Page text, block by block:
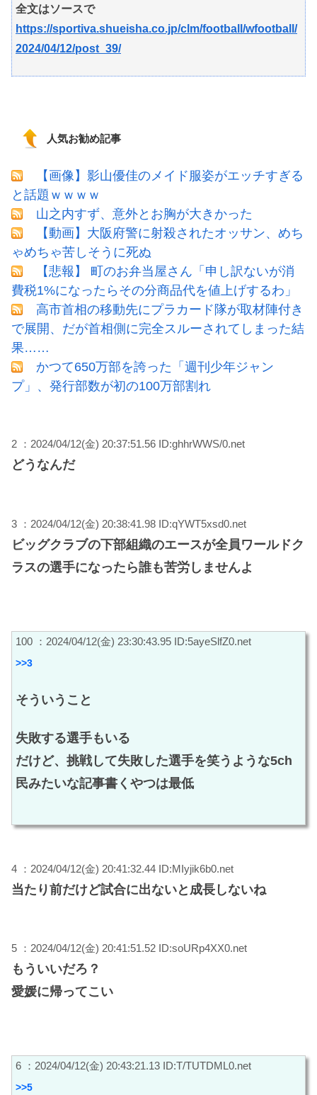
全文はソースで
https://sportiva.shueisha.co.jp/clm/football/wfootball/
2024/04/12/post_39/
人気お勧め記事
【画像】影山優佳のメイド服姿がエッチすぎる
と話題ｗｗｗｗ
山之内すず、意外とお胸が大きかった
【動画】大阪府警に射殺されたオッサン、めち
ゃめちゃ苦しそうに死ぬ
【悲報】 町のお弁当屋さん「申し訳ないが消
費税1%になったらその分商品代を値上げするわ」
高市首相の移動先にプラカード隊が取材陣付き
で展開、だが首相側に完全スルーされてしまった結
果……
かつて650万部を誇った「週刊少年ジャン
プ」、発行部数が初の100万部割れ
2 ：2024/04/12(金) 20:37:51.56 ID:ghhrWWS/0.net
どうなんだ
3 ：2024/04/12(金) 20:38:41.98 ID:qYWT5xsd0.net
ビッグクラブの下部組織のエースが全員ワールドク
ラスの選手になったら誰も苦労しませんよ
100 ：2024/04/12(金) 23:30:43.95 ID:5ayeSlfZ0.net
>>3
そういうこと
失敗する選手もいる
だけど、挑戦して失敗した選手を笑うような5ch
民みたいな記事書くやつは最低
4 ：2024/04/12(金) 20:41:32.44 ID:MIyjik6b0.net
当たり前だけど試合に出ないと成長しないね
5 ：2024/04/12(金) 20:41:51.52 ID:soURp4XX0.net
もういいだろ？
愛媛に帰ってこい
6 ：2024/04/12(金) 20:43:21.13 ID:T/TUTDML0.net
>>5